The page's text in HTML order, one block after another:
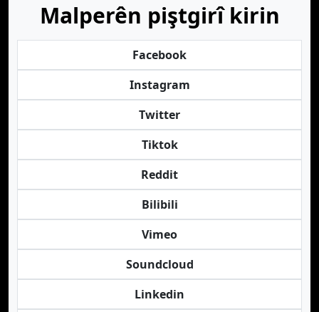
Malperên piştgirî kirin
Facebook
Instagram
Twitter
Tiktok
Reddit
Bilibili
Vimeo
Soundcloud
Linkedin